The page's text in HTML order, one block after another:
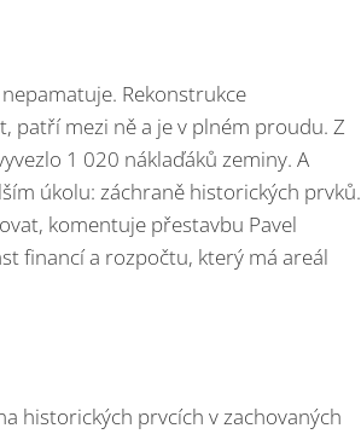
Rekonstrukce
patří mezi ně a je v plném proudu. Z
1 020 náklaďáků zeminy. A
úkolu: záchraně historických prvků.
komentuje přestavbu Pavel
financí a rozpočtu, který má areál
historických prvcích v zachovaných